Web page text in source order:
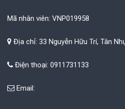
Mã nhân viên: VNP019958
Địa chỉ: 33 Nguyễn Hữu Trí, Tân
Điện thoại: 0911731133
Email: